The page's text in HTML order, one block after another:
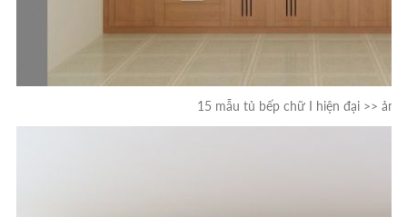
15 mẫu tủ bếp chữ I hiện đại >> ảnh